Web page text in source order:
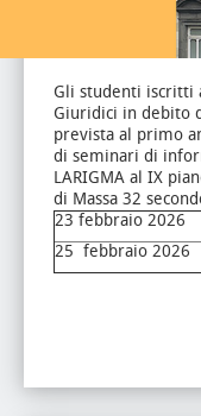
Gli studenti iscritti
Giuridici in debito
prevista al primo
di seminari di
LARIGMA al IX
di Massa 32
23 febbraio 2026
25 febbraio 2026